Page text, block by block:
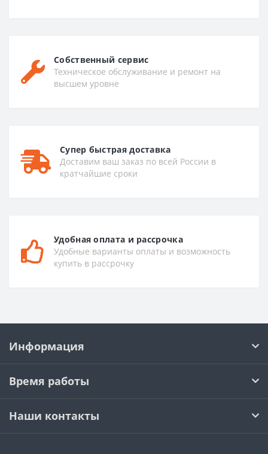
Собственный сервис
Техническое обслуживание и ремонт на
высшем уровне
Супер быстрая доставка
Доставим ваш заказ по всей России в
кратчайшие сроки
Удобная оплата и рассрочка
Удобные варианты оплаты и возможность
купить в рассрочку
Информация
Время работы
Наши контакты